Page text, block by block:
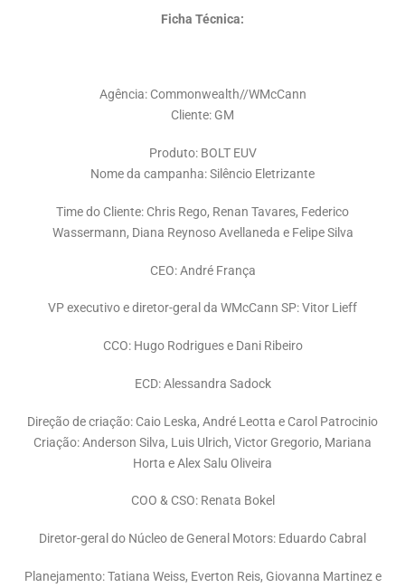
Ficha Técnica:
Agência: Commonwealth//WMcCann
Cliente: GM
Produto: BOLT EUV
Nome da campanha: Silêncio Eletrizante
Time do Cliente: Chris Rego, Renan Tavares, Federico
Wassermann, Diana Reynoso Avellaneda e Felipe Silva
CEO: André França
VP executivo e diretor-geral da WMcCann SP: Vitor Lieff
CCO: Hugo Rodrigues e Dani Ribeiro
ECD: Alessandra Sadock
Direção de criação: Caio Leska, André Leotta e Carol Patrocinio
Criação: Anderson Silva, Luis Ulrich, Victor Gregorio, Mariana
Horta e Alex Salu Oliveira
COO & CSO: Renata Bokel
Diretor-geral do Núcleo de General Motors: Eduardo Cabral
Planejamento: Tatiana Weiss, Everton Reis, Giovanna Martinez e